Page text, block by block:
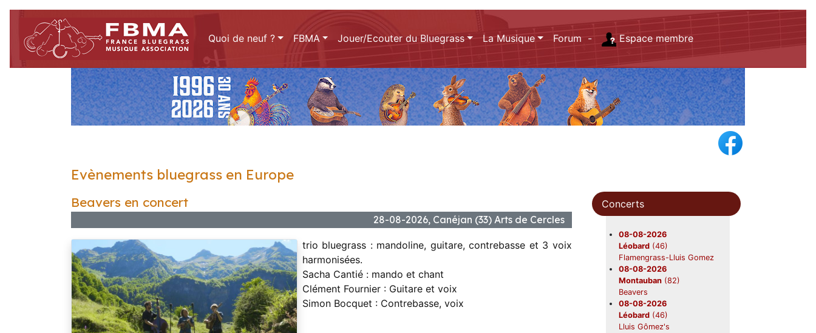
Quoi de neuf ? FBMA Jouer/Ecouter du Bluegrass La Musique Forum - Espace membre
Evènements bluegrass en Europe
Beavers en concert
28-08-2026, Canéjan (33) Arts de Cercles
trio bluegrass : mandoline, guitare, contrebasse et 3 voix
harmonisées.
Sacha Cantié : mando et chant
Clément Fournier : Guitare et voix
Simon Bocquet : Contrebasse, voix
Concerts
08-08-2026
Léobard (46)
Flamengrass-Lluis Gomez
08-08-2026
Montauban (82)
Beavers
08-08-2026
Léobard (46)
Lluis Gômez's